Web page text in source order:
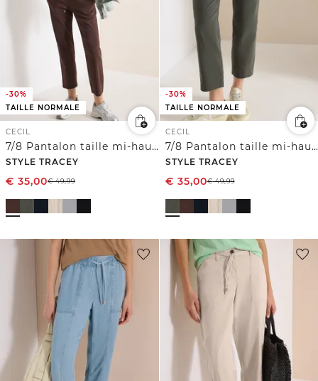
-30%
TAILLE NORMALE
CECIL
7/8 Pantalon taille mi-haute coupe slim
STYLE TRACEY
€ 35,00€49,99
-30%
TAILLE NORMALE
CECIL
7/8 Pantalon taille mi-haute coupe slim
STYLE TRACEY
€ 35,00€49,99